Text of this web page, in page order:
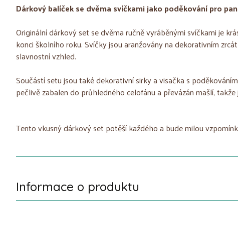
Dárkový balíček se dvěma svíčkami jako poděkování pro
Originální dárkový set se dvěma ručně vyráběnými svíčkami je
konci školního roku. Svíčky jsou aranžovány na dekorativním
slavnostní vzhled.
Součástí setu jsou také dekorativní sirky a visačka s
pečlivě zabalen do průhledného celofánu a převázán mašlí,
Tento vkusný dárkový set potěší každého a bude milou
Informace o produktu